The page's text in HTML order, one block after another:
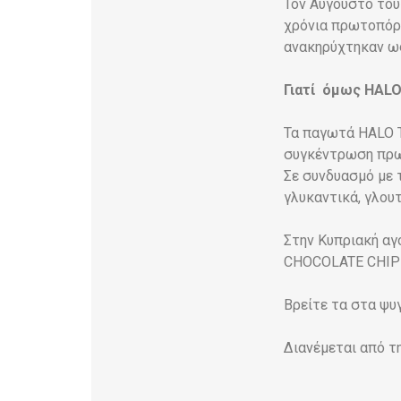
Τον Αύγουστο
χρόνια
ανακηρύχτηκαν
Γιατί όμως
Τα παγωτά HALO
συγκέντρωση
Σε συνδυασμό με
γλυκαντικά,
Στην Κυπριακή
CHOCOLATE
Βρείτε τα στα
Διανέμεται από